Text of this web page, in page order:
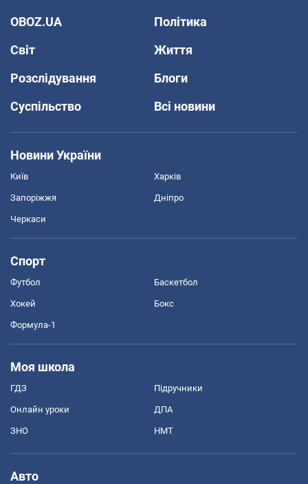
OBOZ.UA
Політика
Світ
Життя
Розслідування
Блоги
Суспільство
Всі новини
Новини України
Київ Харків
Запоріжжя Дніпро
Черкаси
Спорт
Футбол Баскетбол
Хокей Бокс
Формула-1
Моя школа
ГДЗ Підручники
Онлайн уроки ДПА
ЗНО НМТ
Авто